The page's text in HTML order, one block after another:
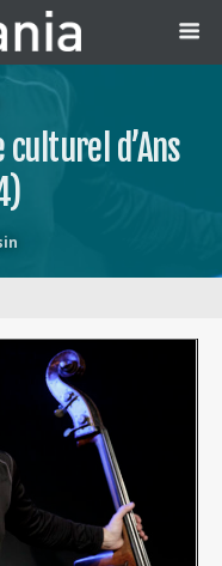
culturel d’Ans